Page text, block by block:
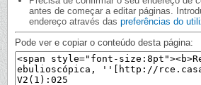
antes de começar a editar páginas.
endereço através das preferências do
Pode ver e copiar o conteúdo desta página: